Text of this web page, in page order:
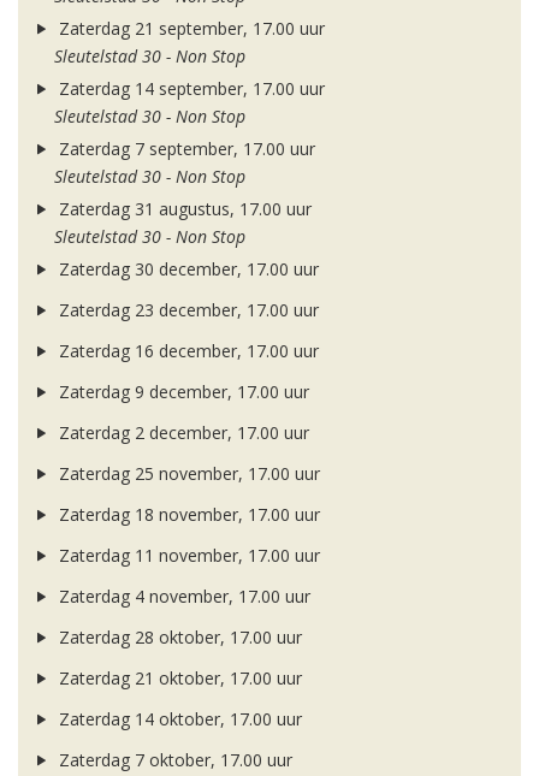
Zaterdag 21 september, 17.00 uur
Sleutelstad 30 - Non Stop
Zaterdag 14 september, 17.00 uur
Sleutelstad 30 - Non Stop
Zaterdag 7 september, 17.00 uur
Sleutelstad 30 - Non Stop
Zaterdag 31 augustus, 17.00 uur
Sleutelstad 30 - Non Stop
Zaterdag 30 december, 17.00 uur
Zaterdag 23 december, 17.00 uur
Zaterdag 16 december, 17.00 uur
Zaterdag 9 december, 17.00 uur
Zaterdag 2 december, 17.00 uur
Zaterdag 25 november, 17.00 uur
Zaterdag 18 november, 17.00 uur
Zaterdag 11 november, 17.00 uur
Zaterdag 4 november, 17.00 uur
Zaterdag 28 oktober, 17.00 uur
Zaterdag 21 oktober, 17.00 uur
Zaterdag 14 oktober, 17.00 uur
Zaterdag 7 oktober, 17.00 uur